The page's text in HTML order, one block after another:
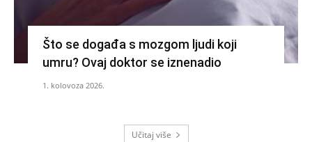
Što se događa s mozgom ljudi koji
umru? Ovaj doktor se iznenadio
1. kolovoza 2026.
Učitaj više